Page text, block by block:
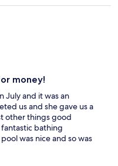
money!
July and it was an
us and she gave us a
other things good
bathing
was nice and so was
was clean and